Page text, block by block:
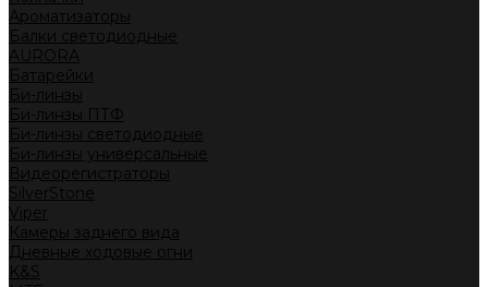
Ароматизаторы
Балки светодиодные
AURORA
Батарейки
Би-линзы
Би-линзы ПТФ
Би-линзы светодиодные
Би-линзы универсальные
Видеорегистраторы
SilverStone
Viper
Камеры заднего вида
Дневные ходовые огни
K&S